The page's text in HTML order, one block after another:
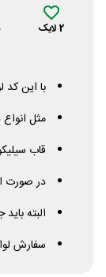
2لایک
با این کد
مثل
قاب
در صورت اعمال کوپن
البته باید جمع
سفارش